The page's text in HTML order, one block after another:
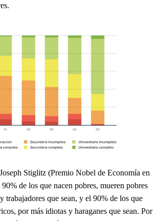
Stiglitz (Premio Nobel de Economía en
de los que nacen pobres, mueren pobres
trabajadores que sean, y el 90% de los que
por más idiotas y haraganes que sean. Por